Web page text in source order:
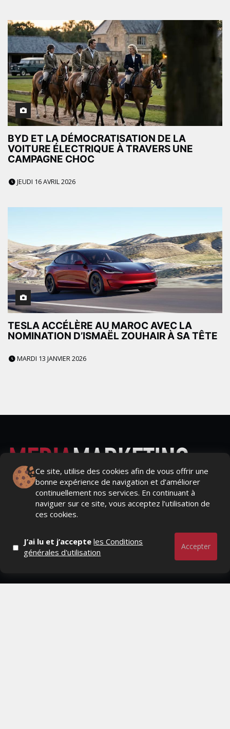
BYD ET LA DÉMOCRATISATION DE LA
VOITURE ÉLECTRIQUE À TRAVERS UNE
CAMPAGNE CHOC
JEUDI 16 AVRIL 2026
TESLA ACCÉLÈRE AU MAROC AVEC LA
NOMINATION D’ISMAËL ZOUHAIR À SA TÊTE
MARDI 13 JANVIER 2026
Ce site, utilise des cookies afin de vous offrir une
bonne expérience de navigation et d’améliorer
continuellement nos services. En continuant à
naviguer sur ce site, vous acceptez l’utilisation de
ces cookies.
J’ai lu et j’accepteles Conditions
générales d'utilisation
Accepter
Actualités Média, Actualités Com/Market/Ntic, Actualités
Distrib, Dossier, Interview, Stratégies, Communication,
Marques avenue, Relations presse, Créa, Baromètre,
People, Métier, Profil...
RESTER CONNECTÉ